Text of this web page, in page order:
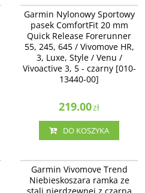
Garmin Nylonowy Sportowy
pasek ComfortFit 20 mm
Quick Release Forerunner
55, 245, 645 / Vivomove HR,
3, Luxe, Style / Venu /
Vivoactive 3, 5 - czarny [010-
13440-00]
219.00zł
DO KOSZYKA
Garmin Vivomove Trend
Niebieskoszara ramka ze